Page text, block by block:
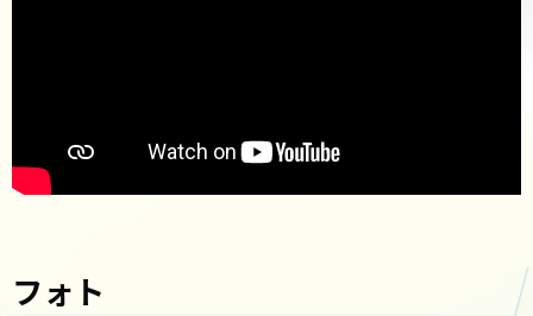
フォト